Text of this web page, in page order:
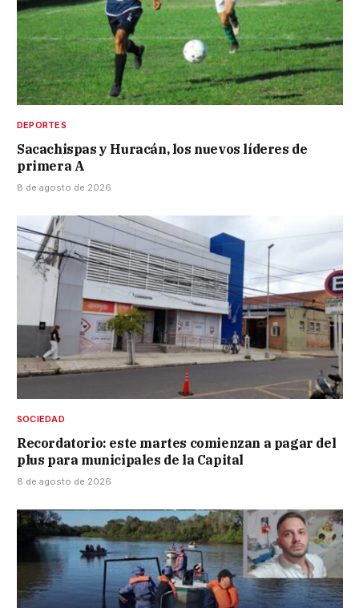
DEPORTES
Sacachispas y Huracán, los nuevos líderes de
primera A
8 de agosto de 2026
SOCIEDAD
Recordatorio: este martes comienzan a pagar del
plus para municipales de la Capital
8 de agosto de 2026